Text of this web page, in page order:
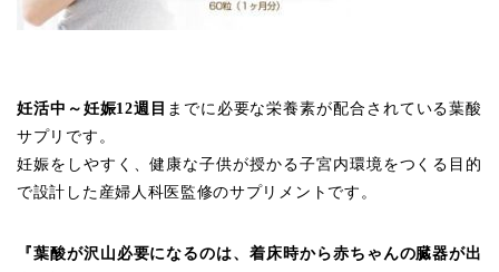
妊活中～妊娠12週目 までに必要な栄養素が配合されている葉酸
サプリです。
妊娠をしやすく、健康な子供が授かる子宮内環境をつくる目的
で設計した産婦人科医監修のサプリメントです。
『葉酸が沢山必要になるのは、着床時から赤ちゃんの臓器が出